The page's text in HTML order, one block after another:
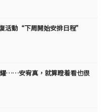
活動“下周開始安排日程”
……安宥真，就算瞪着看也很